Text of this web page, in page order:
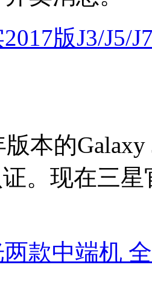
版J3/J5/
版本的
证。现在三
款中端机